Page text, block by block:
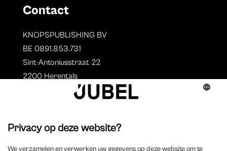
Contact
KNOPSPUBLISHING BV
BE 0891.853.731
Sint-Antoniusstraat 22
2200 Herentals
Auteurs
Overzicht auteurs